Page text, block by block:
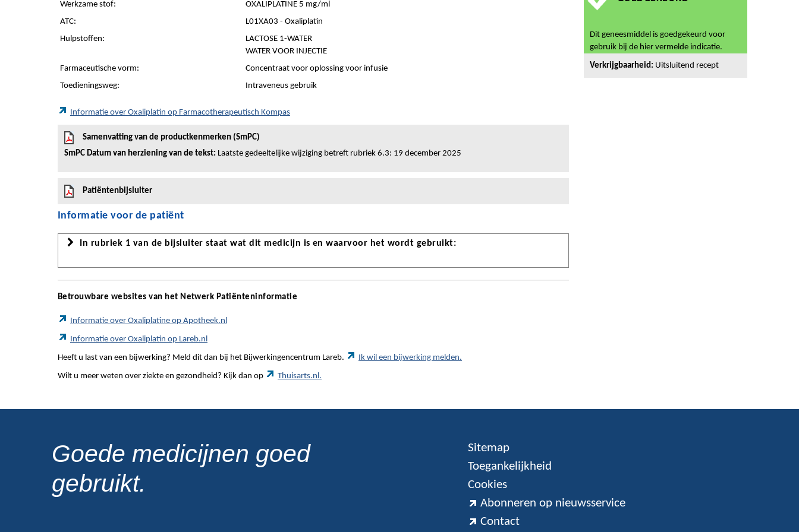
Werkzame stof:
OXALIPLATINE 5 mg/ml
ATC:
L01XA03 - Oxaliplatin
Hulpstoffen:
LACTOSE 1-WATER
WATER VOOR INJECTIE
Farmaceutische vorm:
Concentraat voor oplossing voor infusie
Toedieningsweg:
Intraveneus gebruik
Informatie over Oxaliplatin op Farmacotherapeutisch Kompas
Samenvatting van de productkenmerken (SmPC)
SmPC Datum van herziening van de tekst: Laatste gedeeltelijke wijziging betreft rubriek 6.3: 19 december 2025
Patiëntenbijsluiter
Informatie voor de patiënt
In rubriek 1 van de bijsluiter staat wat dit medicijn is en waarvoor het wordt gebruikt:
Betrouwbare websites van het Netwerk Patiënteninformatie
Informatie over Oxaliplatine op Apotheek.nl
Informatie over Oxaliplatin op Lareb.nl
Heeft u last van een bijwerking? Meld dit dan bij het Bijwerkingencentrum Lareb. Ik wil een bijwerking melden.
Wilt u meer weten over ziekte en gezondheid? Kijk dan op Thuisarts.nl.
Dit geneesmiddel is goedgekeurd voor
gebruik bij de hier vermelde indicatie.
Verkrijgbaarheid: Uitsluitend recept
Goede medicijnen goed
gebruikt.
Sitemap
Toegankelijkheid
Cookies
Abonneren op nieuwsservice
Contact